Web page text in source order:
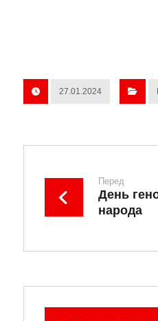
27.01.2024
Перед
День
народа